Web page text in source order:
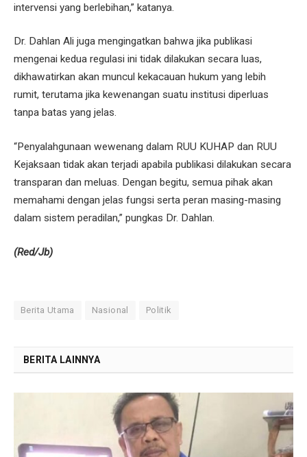
intervensi yang berlebihan,” katanya.
Dr. Dahlan Ali juga mengingatkan bahwa jika publikasi
mengenai kedua regulasi ini tidak dilakukan secara luas,
dikhawatirkan akan muncul kekacauan hukum yang lebih
rumit, terutama jika kewenangan suatu institusi diperluas
tanpa batas yang jelas.
“Penyalahgunaan wewenang dalam RUU KUHAP dan RUU
Kejaksaan tidak akan terjadi apabila publikasi dilakukan secara
transparan dan meluas. Dengan begitu, semua pihak akan
memahami dengan jelas fungsi serta peran masing-masing
dalam sistem peradilan,” pungkas Dr. Dahlan.
(Red/Jb)
Berita Utama Nasional Politik
BERITA LAINNYA